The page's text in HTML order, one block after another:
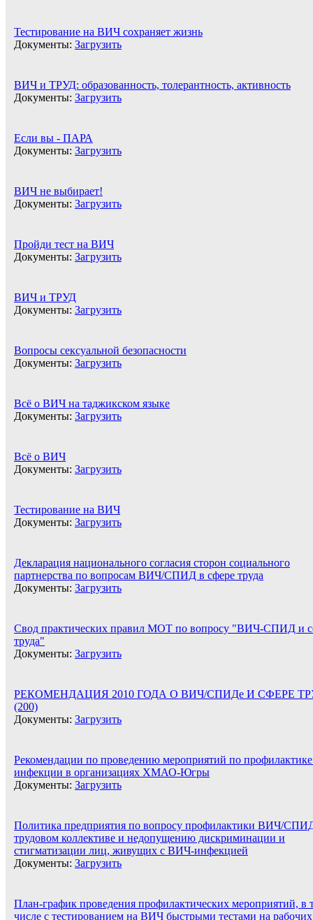
Тестирование на ВИЧ сохраняет жизнь
Документы: Загрузить
ВИЧ и ТРУД: образованность, толерантность, активность
Документы: Загрузить
Если вы - ПАРА
Документы: Загрузить
ВИЧ не выбирает!
Документы: Загрузить
Пройди тест на ВИЧ
Документы: Загрузить
ВИЧ и ТРУД
Документы: Загрузить
Вопросы сексуальной безопасности
Документы: Загрузить
Всё о ВИЧ на таджикском языке
Документы: Загрузить
Всё о ВИЧ
Документы: Загрузить
Тестирование на ВИЧ
Документы: Загрузить
Декларация национального согласия сторон социального
партнерства по вопросам ВИЧ/СПИД в сфере труда
Документы: Загрузить
Свод практических правил МОТ по вопросу "ВИЧ-СПИД и
труда"
Документы: Загрузить
РЕКОМЕНДАЦИЯ 2010 ГОДА О ВИЧ/СПИДе И СФЕРЕ
(200)
Документы: Загрузить
Рекомендации по проведению мероприятий по
инфекции в организациях ХМАО-Югры
Документы: Загрузить
Политика предприятия по вопросу профилактики ВИЧ/
трудовом коллективе и недопущению дискриминации и
стигматизации лиц, живущих с ВИЧ-инфекцией
Документы: Загрузить
План-график проведения профилактических мероприятий, в
числе с тестированием на ВИЧ быстрыми тестами на рабочих